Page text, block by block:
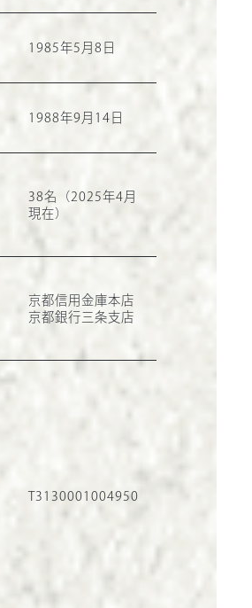
1985年5月8日
1988年9月14日
38名（2025年4月
現在）
京都信用金庫本店
京都銀行三条支店
T3130001004950